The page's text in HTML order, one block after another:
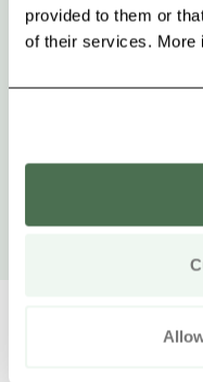
provided to them or
of their services. More